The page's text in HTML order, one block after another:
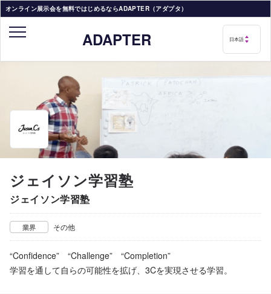
オンライン展示会を無料ではじめるならADAPTER（アダプタ）
ADAPTER
ジェイソン学習塾
ジェイソン学習塾
業界 その他
“Confidence” “Challenge” “Completion”
学習を通して自らの可能性を拡げ、3Cを実現させる学習。